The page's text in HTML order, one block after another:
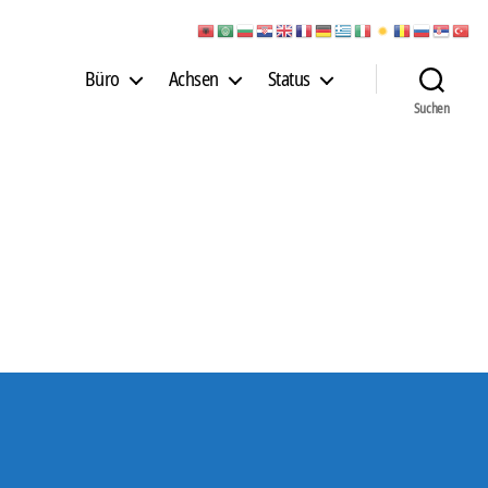
Büro Achsen Status
Suchen